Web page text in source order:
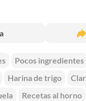
Pocos ingredientes
Harina de trigo
Recetas al horno